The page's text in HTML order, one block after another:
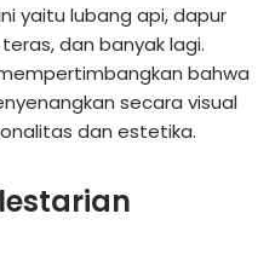
yaitu lubang api, dapur
dan banyak lagi.
bahwa
secara visual
dan estetika.